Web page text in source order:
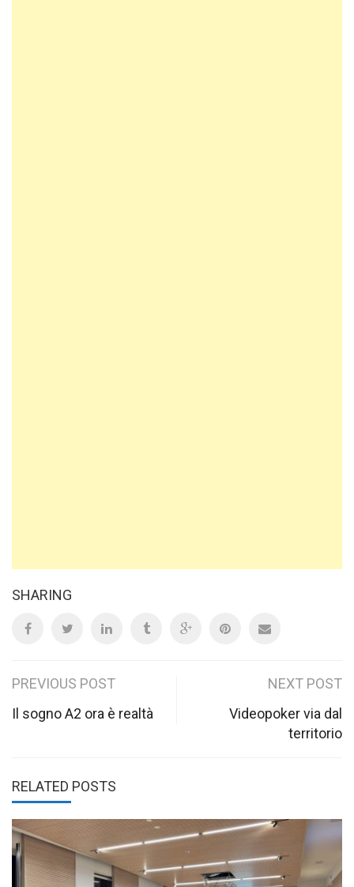
SHARING
Post
navigation
PREVIOUS POST
Il sogno A2 ora è realtà
NEXT POST
Videopoker via dal
territorio
RELATED POSTS